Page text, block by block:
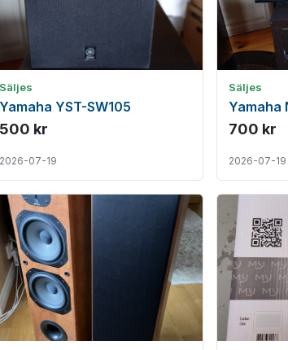
Säljes
Yamaha YST-SW105
500 kr
2026-07-19
Säljes
Yamaha
700 kr
2026-07-19